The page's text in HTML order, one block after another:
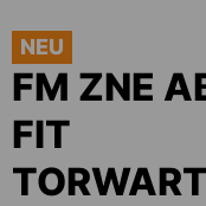
NEU
FM ZNE
FIT